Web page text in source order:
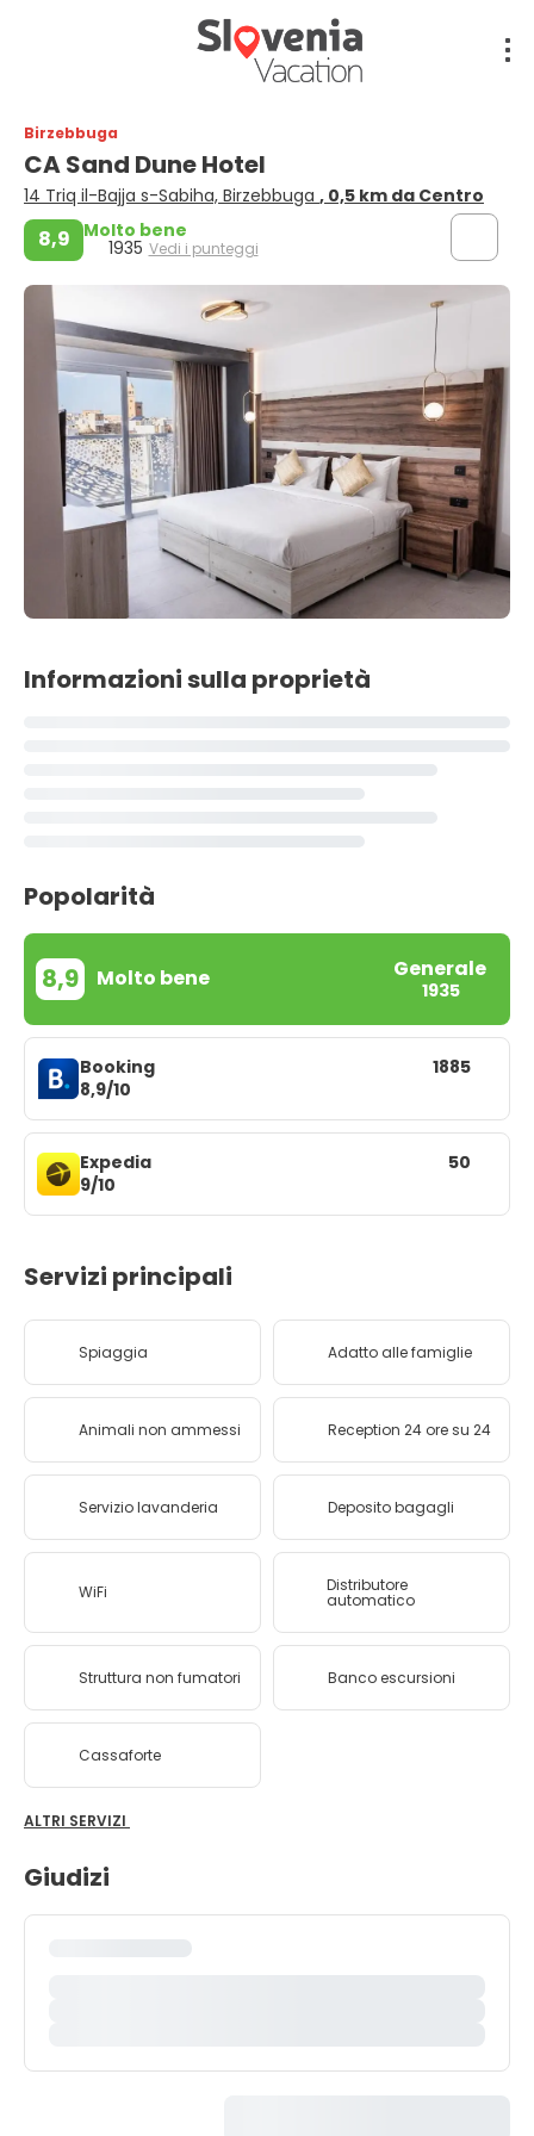
Birzebbuga
CA Sand Dune Hotel
14 Triq il-Bajja s-Sabiha, Birzebbuga , 0,5 km da Centro
8,9 Molto bene
1935 Vedi i punteggi
Informazioni sulla proprietà
Popolarità
8,9 Molto bene Generale
1935
Booking
8,9/10
1885
Expedia
9/10
50
Servizi principali
Spiaggia Adatto alle famiglie
Animali non ammessi Reception 24 ore su 24
Servizio lavanderia Deposito bagagli
WiFi Distributore
automatico
Struttura non fumatori Banco escursioni
Cassaforte
ALTRI SERVIZI
Giudizi